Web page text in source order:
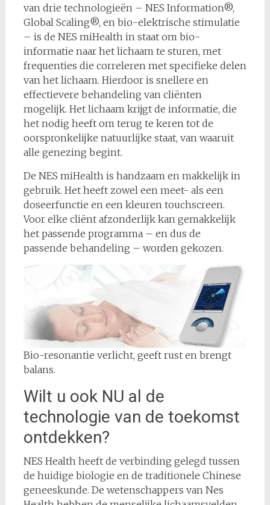
van drie technologieën – NES Information®,
Global Scaling®, en bio-elektrische stimulatie
– is de NES miHealth in staat om bio-
informatie naar het lichaam te sturen, met
frequenties die correleren met specifieke delen
van het lichaam. Hierdoor is snellere en
effectievere behandeling van cliënten
mogelijk. Het lichaam krijgt de informatie, die
het nodig heeft om terug te keren tot de
oorspronkelijke natuurlijke staat, van waaruit
alle genezing begint.
De NES miHealth is handzaam en makkelijk in
gebruik. Het heeft zowel een meet- als een
doseerfunctie en een kleuren touchscreen.
Voor elke cliënt afzonderlijk kan gemakkelijk
het passende programma – en dus de
passende behandeling – worden gekozen.
Bio-resonantie verlicht, geeft rust en brengt
balans.
Wilt u ook NU al de
technologie van de toekomst
ontdekken?
NES Health heeft de verbinding gelegd tussen
de huidige biologie en de traditionele Chinese
geneeskunde. De wetenschappers van Nes